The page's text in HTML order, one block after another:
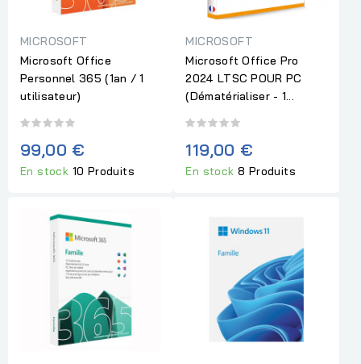
MICROSOFT
Microsoft Office
Personnel 365 (1an / 1
utilisateur)
99,00 €
En stock 10 Produits
MICROSOFT
Microsoft Office Pro
2024 LTSC POUR PC
(Dématérialiser - 1...
119,00 €
En stock8 Produits